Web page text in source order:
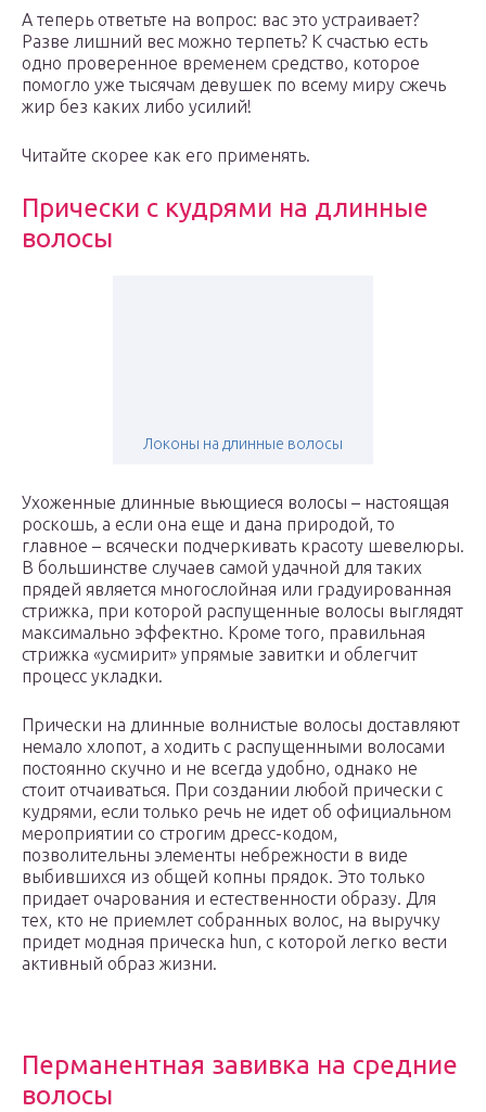
А теперь ответьте на вопрос: вас это устраивает?
Разве лишний вес можно терпеть? К счастью есть
одно проверенное временем средство, которое
помогло уже тысячам девушек по всему миру сжечь
жир без каких либо усилий!
Читайте скорее как его применять.
Прически с кудрями на длинные
волосы
Локоны на длинные волосы
Ухоженные длинные вьющиеся волосы – настоящая
роскошь, а если она еще и дана природой, то
главное – всячески подчеркивать красоту шевелюры.
В большинстве случаев самой удачной для таких
прядей является многослойная или градуированная
стрижка, при которой распущенные волосы выглядят
максимально эффектно. Кроме того, правильная
стрижка «усмирит» упрямые завитки и облегчит
процесс укладки.
Прически на длинные волнистые волосы доставляют
немало хлопот, а ходить с распущенными волосами
постоянно скучно и не всегда удобно, однако не
стоит отчаиваться. При создании любой прически с
кудрями, если только речь не идет об официальном
мероприятии со строгим дресс-кодом,
позволительны элементы небрежности в виде
выбившихся из общей копны прядок. Это только
придает очарования и естественности образу. Для
тех, кто не приемлет собранных волос, на выручку
придет модная прическа hun, с которой легко вести
активный образ жизни.
Перманентная завивка на средние
волосы